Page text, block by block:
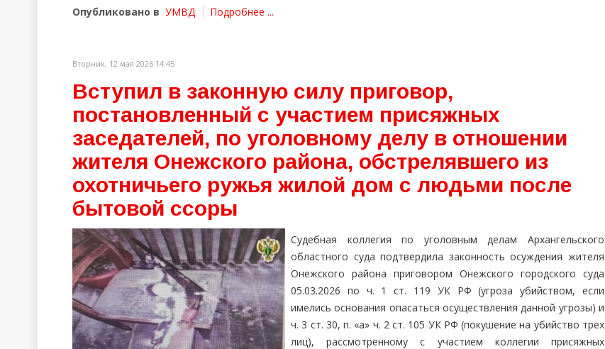
Опубликовано в УМВД Подробнее ...
Вторник, 12 мая 2026 14:45
Вступил в законную силу приговор,
постановленный с участием присяжных
заседателей, по уголовному делу в отношении
жителя Онежского района, обстрелявшего из
охотничьего ружья жилой дом с людьми после
бытовой ссоры
Судебная коллегия по уголовным делам Архангельского
областного суда подтвердила законность осуждения жителя
Онежского района приговором Онежского городского суда
05.03.2026 по ч. 1 ст. 119 УК РФ (угроза убийством, если
имелись основания опасаться осуществления данной угрозы) и
ч. 3 ст. 30, п. «а» ч. 2 ст. 105 УК РФ (покушение на убийство трех
лиц), рассмотренному с участием коллегии присяжных